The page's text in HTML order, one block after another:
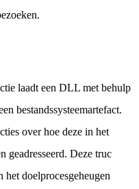
laadt een DLL met behulp
bestandssysteemartefact.
over hoe deze in het
geadresseerd. Deze truc
doelprocesgeheugen